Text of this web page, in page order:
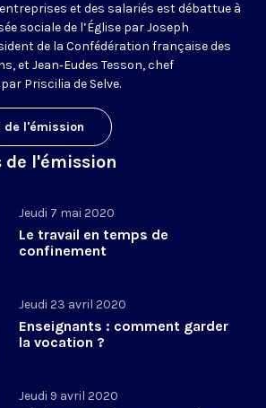
et des salariés est débattue à
sociale de l’Église par Joseph
de la Confédération française des
et Jean‑Eudes Tesson, chef
Priscilia de Selve.
de l'émission
de l'émission
Jeudi 7 mai 2020
Le travail en temps de
confinement
Jeudi 23 avril 2020
Enseignants : comment garder
la vocation ?
Jeudi 9 avril 2020